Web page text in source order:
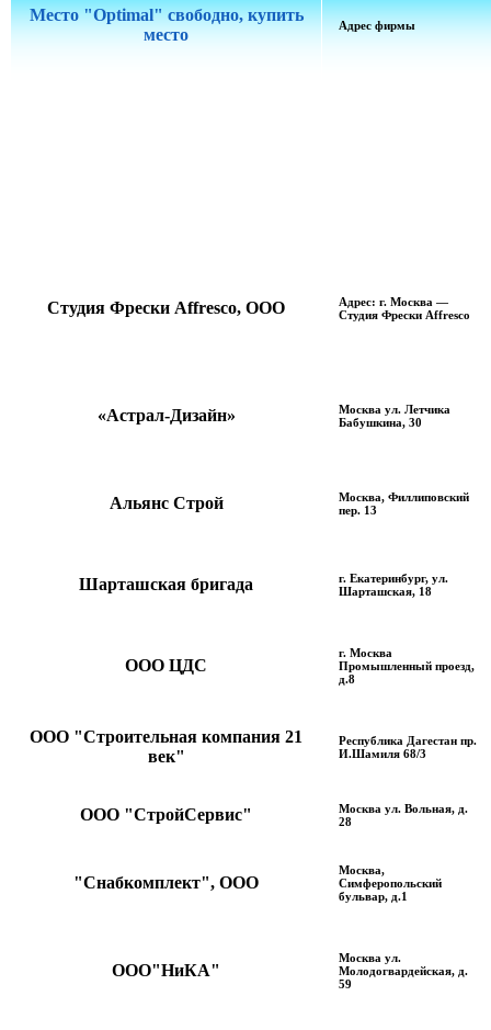
Место "Optimal" свободно, купить
место
Адрес фирмы
Студия Фрески Affresco, ООО
Адрес: г. Москва —
Студия Фрески Affresco
«Астрал-Дизайн»
Москва ул. Летчика
Бабушкина, 30
Альянс Строй
Москва, Филлиповский
пер. 13
Шарташская бригада
г. Екатеринбург, ул.
Шарташская, 18
ООО ЦДС
г. Москва
Промышленный проезд,
д.8
ООО "Строительная компания 21
век"
Республика Дагестан пр.
И.Шамиля 68/3
ООО "СтройСервис"
Москва ул. Вольная, д.
28
"Снабкомплект", ООО
Москва,
Симферопольский
бульвар, д.1
ООО"НиКА"
Москва ул.
Молодогвардейская, д.
59